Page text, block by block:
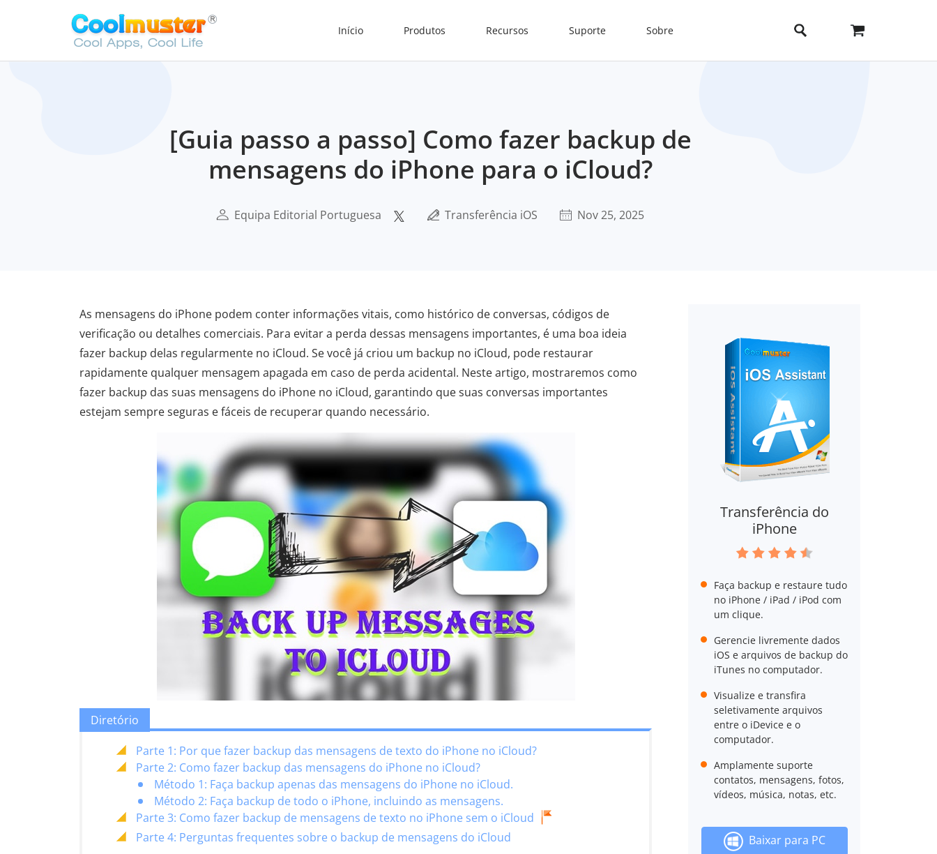
Início Produtos Recursos Suporte Sobre
[Guia passo a passo] Como fazer backup de
mensagens do iPhone para o iCloud?
Equipa Editorial Portuguesa Transferência iOS Nov 25, 2025
As mensagens do iPhone podem conter informações vitais, como histórico de conversas, códigos de
verificação ou detalhes comerciais. Para evitar a perda dessas mensagens importantes, é uma boa ideia
fazer backup delas regularmente no iCloud. Se você já criou um backup no iCloud, pode restaurar
rapidamente qualquer mensagem apagada em caso de perda acidental. Neste artigo, mostraremos como
fazer backup das suas mensagens do iPhone no iCloud, garantindo que suas conversas importantes
estejam sempre seguras e fáceis de recuperar quando necessário.
Diretório
Parte 1: Por que fazer backup das mensagens de texto do iPhone no iCloud?
Parte 2: Como fazer backup das mensagens do iPhone no iCloud?
Método 1: Faça backup apenas das mensagens do iPhone no iCloud.
Método 2: Faça backup de todo o iPhone, incluindo as mensagens.
Parte 3: Como fazer backup de mensagens de texto no iPhone sem o iCloud
Parte 4: Perguntas frequentes sobre o backup de mensagens do iCloud
Transferência do
iPhone
Faça backup e restaure tudo
no iPhone / iPad / iPod com
um clique.
Gerencie livremente dados
iOS e arquivos de backup do
iTunes no computador.
Visualize e transfira
seletivamente arquivos
entre o iDevice e o
computador.
Amplamente suporte
contatos, mensagens, fotos,
vídeos, música, notas, etc.
Baixar para PC